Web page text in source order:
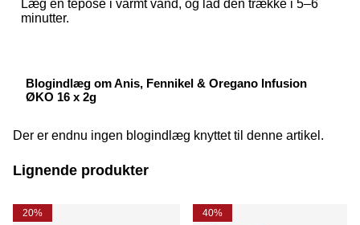
Læg en tepose i varmt vand, og lad den trække i 5–6
minutter.
Blogindlæg om Anis, Fennikel & Oregano Infusion
ØKO 16 x 2g
Der er endnu ingen blogindlæg knyttet til denne artikel.
Lignende produkter
20% 40%